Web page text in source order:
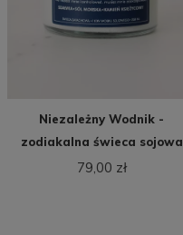
Niezależny Wodnik -
zodiakalna świeca sojowa
(250 ml)
79,00 zł